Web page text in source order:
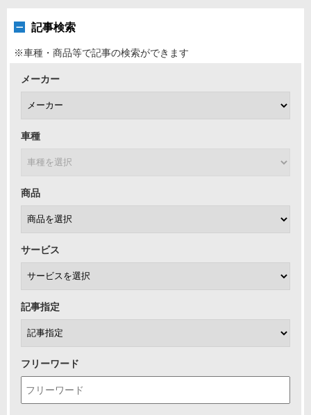
記事検索
※車種・商品等で記事の検索ができます
メーカー
車種
商品
サービス
記事指定
フリーワード